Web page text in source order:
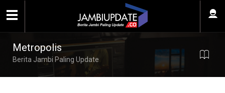
Metropolis
Berita Jambi Paling Update